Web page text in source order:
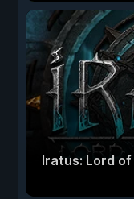
Iratus: Lord